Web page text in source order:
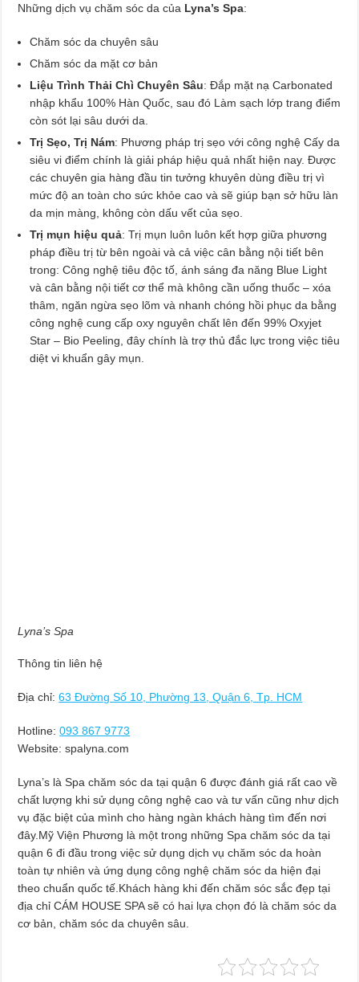
Những dịch vụ chăm sóc da của Lyna’s Spa:
Chăm sóc da chuyên sâu
Chăm sóc da mặt cơ bản
Liệu Trình Thải Chì Chuyên Sâu: Đắp mặt nạ Carbonated
nhập khẩu 100% Hàn Quốc, sau đó Làm sạch lớp trang điểm
còn sót lại sâu dưới da.
Trị Sẹo, Trị Nám: Phương pháp trị sẹo với công nghệ Cấy da
siêu vi điểm chính là giải pháp hiệu quả nhất hiện nay. Được
các chuyên gia hàng đầu tin tưởng khuyên dùng điều trị vì
mức độ an toàn cho sức khỏe cao và sẽ giúp bạn sở hữu làn
da mịn màng, không còn dấu vết của sẹo.
Trị mụn hiệu quả: Trị mụn luôn luôn kết hợp giữa phương
pháp điều trị từ bên ngoài và cả việc cân bằng nội tiết bên
trong: Công nghệ tiêu độc tố, ánh sáng đa năng Blue Light
và cân bằng nội tiết cơ thể mà không cần uống thuốc – xóa
thâm, ngăn ngừa sẹo lõm và nhanh chóng hồi phục da bằng
công nghệ cung cấp oxy nguyên chất lên đến 99% Oxyjet
Star – Bio Peeling, đây chính là trợ thủ đắc lực trong việc tiêu
diệt vi khuẩn gây mụn.
Lyna’s Spa
Thông tin liên hệ
Địa chỉ:63 Đường Số 10, Phường 13, Quận 6, Tp. HCM
Hotline: 093 867 9773
Website: spalyna.com
Lyna’s là Spa chăm sóc da tại quận 6 được đánh giá rất cao về
chất lượng khi sử dụng công nghệ cao và tư vấn cũng như dịch
vụ đặc biệt của mình cho hàng ngàn khách hàng tìm đến nơi
đây.Mỹ Viện Phương là một trong những Spa chăm sóc da tại
quận 6 đi đầu trong việc sử dụng dịch vụ chăm sóc da hoàn
toàn tự nhiên và ứng dụng công nghệ chăm sóc da hiện đại
theo chuẩn quốc tế.Khách hàng khi đến chăm sóc sắc đẹp tại
địa chỉ CÁM HOUSE SPA sẽ có hai lựa chọn đó là chăm sóc da
cơ bản, chăm sóc da chuyên sâu.